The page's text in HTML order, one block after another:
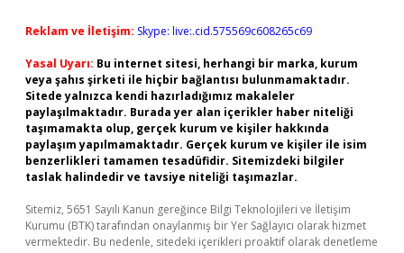
Reklam ve İletişim: Skype: live:.cid.575569c608265c69
Yasal Uyarı: Bu internet sitesi, herhangi bir marka, kurum
veya şahıs şirketi ile hiçbir bağlantısı bulunmamaktadır.
Sitede yalnızca kendi hazırladığımız makaleler
paylaşılmaktadır. Burada yer alan içerikler haber niteliği
taşımamakta olup, gerçek kurum ve kişiler hakkında
paylaşım yapılmamaktadır. Gerçek kurum ve kişiler ile isim
benzerlikleri tamamen tesadüfidir. Sitemizdeki bilgiler
taslak halindedir ve tavsiye niteliği taşımazlar.
Sitemiz, 5651 Sayılı Kanun gereğince Bilgi Teknolojileri ve İletişim
Kurumu (BTK) tarafından onaylanmış bir Yer Sağlayıcı olarak hizmet
vermektedir. Bu nedenle, sitedeki içerikleri proaktif olarak denetleme